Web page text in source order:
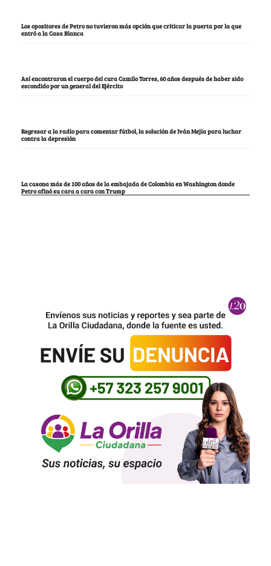
Los opositores de Petro no tuvieron más opción que criticar la puerta por la que
entró a la Casa Blanca
Así encontraron el cuerpo del cura Camilo Torres, 60 años después de haber sido
escondido por un general del Ejército
Regresar a la radio para comentar fútbol, la solución de Iván Mejía para luchar
contra la depresión
La casona más de 100 años de la embajada de Colombia en Washington donde
Petro afinó su cara a cara con Trump